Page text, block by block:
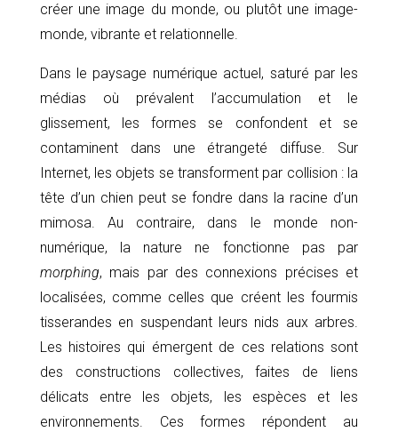
créer une image du monde, ou plutôt une image-
monde, vibrante et relationnelle.
Dans le paysage numérique actuel, saturé par les
médias où prévalent l’accumulation et le
glissement, les formes se confondent et se
contaminent dans une étrangeté diffuse. Sur
Internet, les objets se transforment par collision : la
tête d’un chien peut se fondre dans la racine d’un
mimosa. Au contraire, dans le monde non-
numérique, la nature ne fonctionne pas par
morphing, mais par des connexions précises et
localisées, comme celles que créent les fourmis
tisserandes en suspendant leurs nids aux arbres.
Les histoires qui émergent de ces relations sont
des constructions collectives, faites de liens
délicats entre les objets, les espèces et les
environnements. Ces formes répondent au